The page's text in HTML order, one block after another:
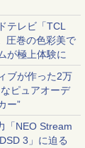
テレビ「TCL
圧巻の色彩美で
が極上体験に
ブが作った2万
ピュアオーデ
ー”
「NEO Stream
3」に迫る